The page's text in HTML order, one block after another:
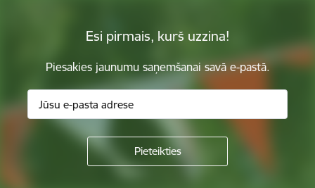
Esi pirmais, kurš uzzina!
Piesakies jaunumu saņemšanai savā e-pastā.